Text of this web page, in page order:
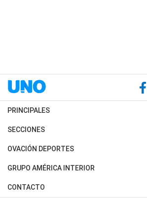
PRINCIPALES
Últimas Noticias
Política
Judiciales
SECCIONES
Horóscopo
Motores
Trucos caseros
OVACIÓN DEPORTES
Fútbol
Mundial
GRUPO AMÉRICA INTERIOR
Canal 7 en Vivo
CONTACTO